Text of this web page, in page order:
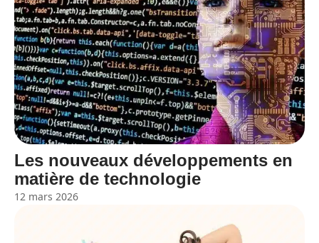
Les nouveaux développements en
matière de technologie
12 mars 2026